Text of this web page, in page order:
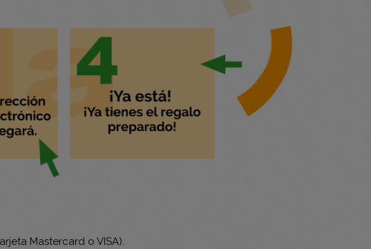
Mastercard o VISA).